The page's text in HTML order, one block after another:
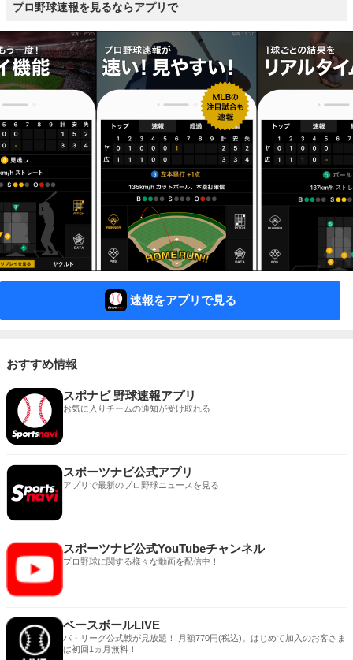
プロ野球速報を見るならアプリで
速報をアプリで見る
おすすめ情報
スポナビ 野球速報アプリ
お気に入りチームの通知が受け取れる
スポーツナビ公式アプリ
アプリで最新のプロ野球ニュースを見る
スポーツナビ公式YouTubeチャンネル
プロ野球に関する様々な動画を配信中！
ベースボールLIVE
パ・リーグ公式戦が見放題！ 月額770円(税込)。はじめて加入のお客さま
は初回1ヵ月無料！